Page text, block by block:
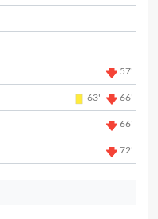
57'
63' 66'
66'
72'